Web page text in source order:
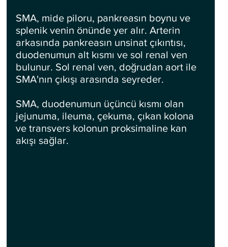
SMA, mide piloru, pankreasın boynu ve
splenik venin önünde yer alır. Arterin
arkasında pankreasın unsinat çıkıntısı,
duodenumun alt kısmı ve sol renal ven
bulunur. Sol renal ven, doğrudan aort ile
SMA'nın çıkışı arasında seyreder.
SMA, duodenumun üçüncü kısmı olan
jejunuma, ileuma, çekuma, çıkan kolona
ve transvers kolonun proksimaline kan
akışı sağlar.